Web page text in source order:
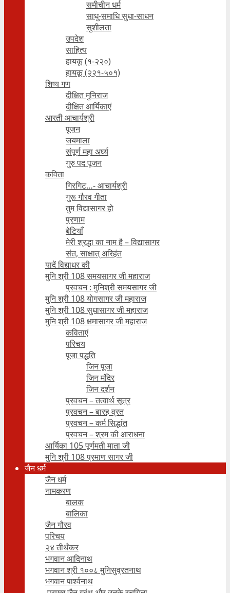
समीचीन धर्म
साधु-समाधि सुधा-साधन
सुशीलता
उपदेश
साहित्य
हायकू (१‍-२२०)
हायकू (२२१-५०१)
शिष्य गण
दीक्षित मुनिराज
दीक्षित आर्यिकाएं
आरती आचार्यश्री
पूजन
जयमाला
संपूर्ण महा अर्घ्य
गुरु पद पूजन
कविता
गिरगिट…- आचार्यश्री
गुरू गौरव गीता
तुम विद्यासागर हो
प्रणाम
बेटियाँ
मेरी श्रद्धा का नाम है – विद्यासागर
संत, साक्षात् अरिहंत
यादें विद्याधर की
मुनि श्री 108 समयसागर जी महाराज
प्रवचन : मुनिश्री समयसागर जी
मुनि श्री 108 योगसागर जी महाराज
मुनि श्री 108 सुधासागर जी महाराज
मुनि श्री 108 क्षमासागर जी महाराज
कविताएं
परिचय
पूजा पद्धति
जिन पूजा
जिन मंदिर
जिन दर्शन
प्रवचन – तत्वार्थ सूत्र
प्रवचन – बारह व्रत
प्रवचन – कर्म सिद्धांत
प्रवचन – श्रम की आराधना
आर्यिका 105 पूर्णमती माता जी
मुनि श्री 108 प्रमाण सागर जी
जैन धर्म
जैन धर्म
नामकरण
बालक
बालिका
जैन गौरव
परिचय
२४ तीर्थंकर
भगवान आदिनाथ
भगवान श्री १००८ मुनिसुव्रतनाथ
भगवान पार्श्वनाथ